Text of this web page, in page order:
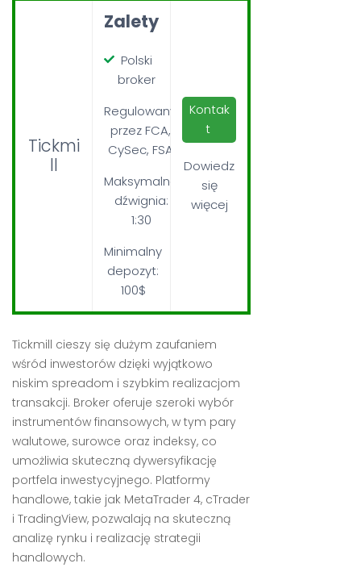
Tickmi
ll
Zalety
Polski
broker
Regulowany
przez FCA,
CySec, FSA
Maksymalna
dźwignia:
1:30
Minimalny
depozyt:
100$
Kontak
t
Dowiedz
się
więcej
Tickmill cieszy się dużym zaufaniem
wśród inwestorów dzięki wyjątkowo
niskim spreadom i szybkim realizacjom
transakcji. Broker oferuje szeroki wybór
instrumentów finansowych, w tym pary
walutowe, surowce oraz indeksy, co
umożliwia skuteczną dywersyfikację
portfela inwestycyjnego. Platformy
handlowe, takie jak MetaTrader 4, cTrader
i TradingView, pozwalają na skuteczną
analizę rynku i realizację strategii
handlowych.